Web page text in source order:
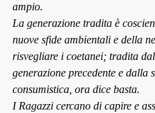
ampio.
La generazione tradita è
nuove sfide ambientali e della
risvegliare i coetanei; tradita
generazione precedente e dalla
consumistica, ora dice basta.
I Ragazzi cercano di capire e